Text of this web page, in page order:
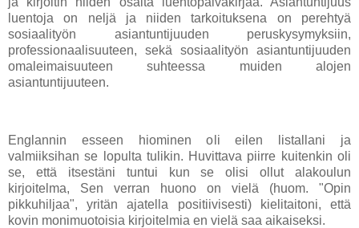
luentoja on neljä ja niiden tarkoituksena on perehtyä
sosiaalityön asiantuntijuuden peruskysymyksiin,
professionaalisuuteen, sekä sosiaalityön asiantuntijuuden
omaleimaisuuteen suhteessa muiden alojen
asiantuntijuuteen.
Englannin esseen hiominen oli eilen listallani ja
valmiiksihan se lopulta tulikin. Huvittava piirre kuitenkin oli
se, että itsestäni tuntui kun se olisi ollut alakoulun
kirjoitelma, Sen verran huono on vielä (huom. "Opin
pikkuhiljaa", yritän ajatella positiivisesti) kielitaitoni, että
kovin monimuotoisia kirjoitelmia en vielä saa aikaiseksi.